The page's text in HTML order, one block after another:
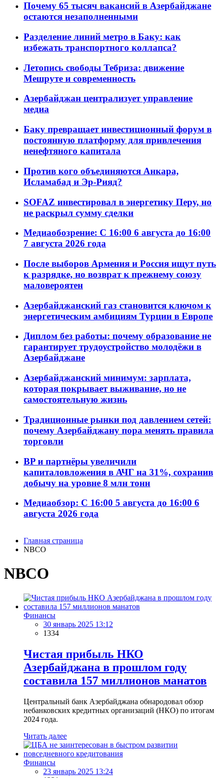
Почему 65 тысяч вакансий в Азербайджане
остаются незаполненными
Разделение линий метро в Баку: как
избежать транспортного коллапса?
Летопись свободы Тебриза: движение
Мешруте и современность
Азербайджан централизует управление
медиа
Баку превращает инвестиционный форум в
постоянную платформу для привлечения
ненефтяного капитала
Против кого объединяются Анкара,
Исламабад и Эр-Рияд?
SOFAZ инвестировал в энергетику Перу, но
не раскрыл сумму сделки
Медиаобозрение: С 16:00 6 августа до 16:00
7 августа 2026 года
После выборов Армения и Россия ищут путь
к разрядке, но возврат к прежнему союзу
маловероятен
Азербайджанский газ становится ключом к
энергетическим амбициям Турции в Европе
Диплом без работы: почему образование не
гарантирует трудоустройство молодёжи в
Азербайджане
Азербайджанский минимум: зарплата,
которая покрывает выживание, но не
самостоятельную жизнь
Традиционные рынки под давлением сетей:
почему Азербайджану пора менять правила
торговли
BP и партнёры увеличили
капиталовложения в АЧГ на 31%, сохранив
добычу на уровне 8 млн тонн
Медиаобзор: С 16:00 5 августа до 16:00 6
августа 2026 года
Главная страница
NBCO
NBCO
Финансы
30 январь 2025 13:12
1334
Чистая прибыль НКО
Азербайджана в прошлом году
составила 157 миллионов манатов
Центральный банк Азербайджана обнародовал обзор
небанковских кредитных организаций (НКО) по итогам
2024 года.
Читать далее
Финансы
23 январь 2025 13:24